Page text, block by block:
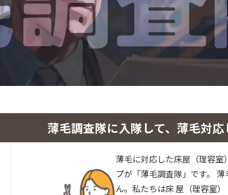
薄毛調査隊に入隊して、薄毛対応
薄毛に対応した床屋（理容室
プが「薄毛調査隊」です。
ん。私たちは床 屋（理容室